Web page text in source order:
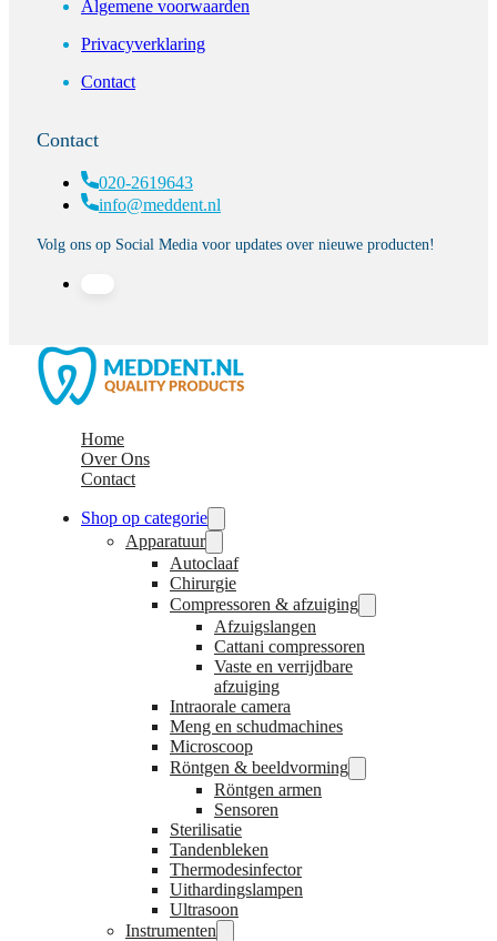
Algemene voorwaarden
Privacyverklaring
Contact
Contact
020-2619643
info@meddent.nl
Volg ons op Social Media voor updates over nieuwe producten!
Home
Over Ons
Contact
Shop op categorie
Apparatuur
Autoclaaf
Chirurgie
Compressoren & afzuiging
Afzuigslangen
Cattani compressoren
Vaste en verrijdbare
afzuiging
Intraorale camera
Meng en schudmachines
Microscoop
Röntgen & beeldvorming
Röntgen armen
Sensoren
Sterilisatie
Tandenbleken
Thermodesinfector
Uithardingslampen
Ultrasoon
Instrumenten